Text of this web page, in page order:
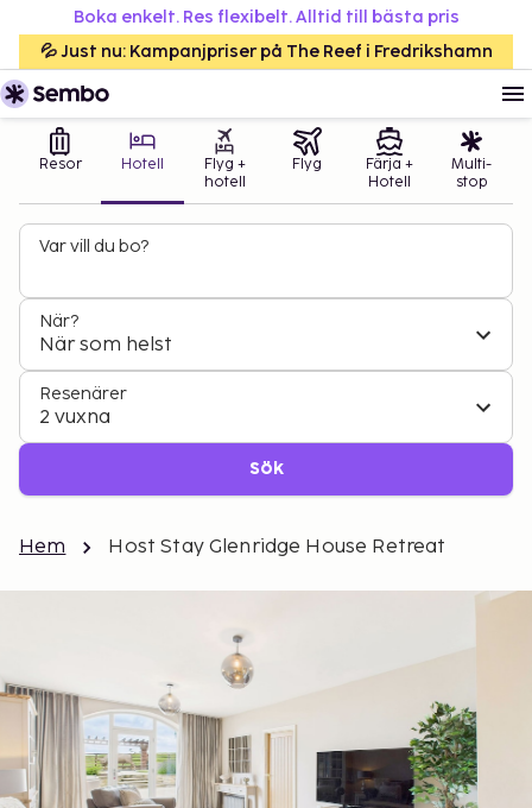
Boka enkelt. Res flexibelt. Alltid till bästa pris
💦 Just nu: Kampanjpriser på The Reef i Fredrikshamn
Resor Hotell
Flyg +
hotell
Flyg
Färja +
Hotell
Multi-
stop
Var vill du bo?
När?
När som helst
Resenärer
2 vuxna
Sök
Hem Host Stay Glenridge House Retreat